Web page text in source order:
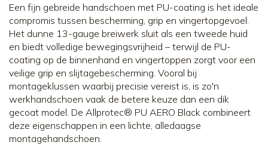
Een fijn gebreide handschoen met PU-coating is het ideale
compromis tussen bescherming, grip en vingertopgevoel.
Het dunne 13-gauge breiwerk sluit als een tweede huid
en biedt volledige bewegingsvrijheid – terwijl de PU-
coating op de binnenhand en vingertoppen zorgt voor een
veilige grip en slijtagebescherming. Vooral bij
montageklussen waarbij precisie vereist is, is zo'n
werkhandschoen vaak de betere keuze dan een dik
gecoat model. De Allprotec® PU AERO Black combineert
deze eigenschappen in een lichte, alledaagse
montagehandschoen.